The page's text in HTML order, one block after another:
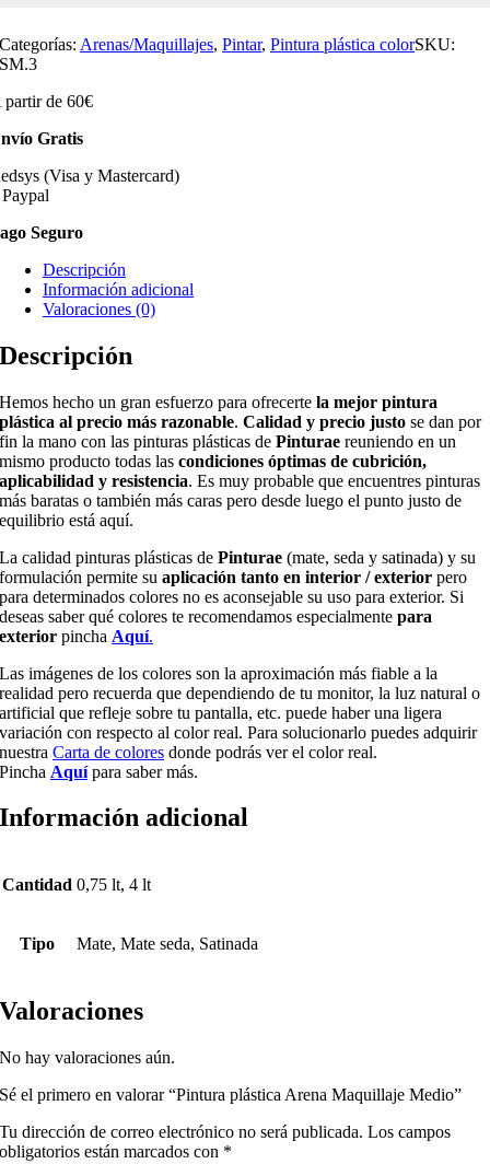
Categorías: Arenas/Maquillajes,Pintar,Pintura plástica colorSKU:
SM.3
partir de 60€
Gratis
(Visa y Mastercard)
Seguro
Descripción
Información adicional
Valoraciones (0)
Descripción
Hemos hecho un gran esfuerzo para ofrecertela mejor pintura
plástica al precio más razonable. Calidad y precio justo se dan por
fin la mano con las pinturas plásticas dePinturae reuniendo en un
mismo producto todas lascondiciones óptimas de cubrición,
aplicabilidad y resistencia. Es muy probable que encuentres pinturas
más baratas o también más caras pero desde luego el punto justo de
equilibrio está aquí.
La calidad pinturas plásticas dePinturae (mate, seda y satinada) y su
formulación permite suaplicación tanto en interior / exterior pero
para determinados colores no es aconsejable su uso para exterior. Si
deseas saber qué colores te recomendamos especialmentepara
exterior pincha Aquí.
Las imágenes de los colores son la aproximación más fiable a la
realidad pero recuerda que dependiendo de tu monitor, la luz natural o
artificial que refleje sobre tu pantalla, etc. puede haber una ligera
variación con respecto al color real. Para solucionarlo puedes adquirir
nuestraCarta de colores donde podrás ver el color real.
Pincha Aquípara saber más.
Información adicional
Cantidad 0,75 lt, 4 lt
Tipo Mate, Mate seda, Satinada
Valoraciones
No hay valoraciones aún.
Sé el primero en valorar “Pintura plástica Arena Maquillaje Medio”
Tu dirección de correo electrónico no será publicada. Los campos
obligatorios están marcados con *